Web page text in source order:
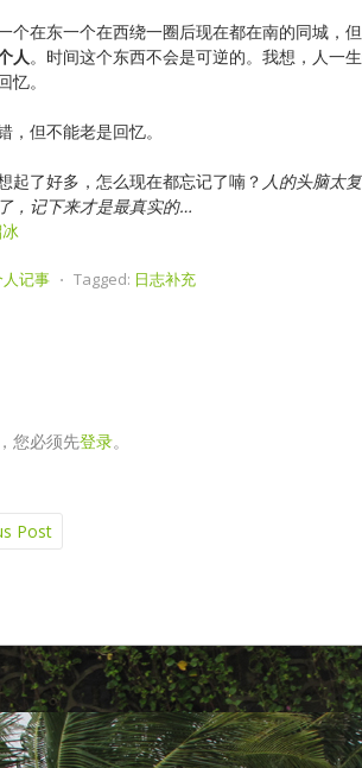
个在东一个在西绕一圈后现在都在南的同城，
人。时间这个东西不会是可逆的。我想，人一
忆。
，但不能老是回忆。
起了好多，怎么现在都忘记了喃？ 人的头脑太
，记下来才是最真实的…
人记事 ⋅ Tagged: 日志补充
您必须先登录。
Post